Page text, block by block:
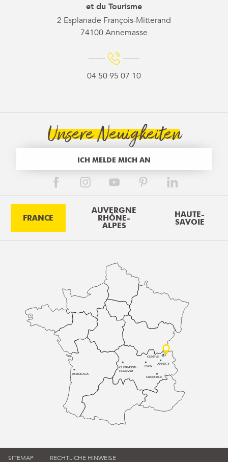
et du Tourisme
2 Esplanade François-Mitterand
74100 Annemasse
04 50 95 07 10
Unsere Neuigkeiten
ICH MELDE MICH AN
FRANCE
AUVERGNE
RHÔNE-
ALPES
HAUTE-
SAVOIE
BORDEAUX
CLERMONT-
FERRAND
LYON
ANNECY
GRENOBLE
GENÈVE
SITEMAP RECHTLICHE HINWEISE